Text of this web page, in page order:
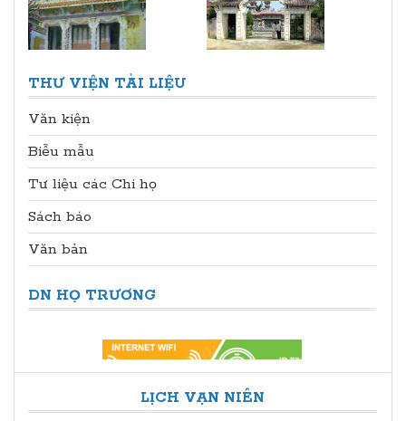
THƯ VIỆN TÀI LIỆU
Văn kiện
Biễu mẫu
Tư liệu các Chi họ
Sách báo
Văn bản
DN HỌ TRƯƠNG
LỊCH VẠN NIÊN